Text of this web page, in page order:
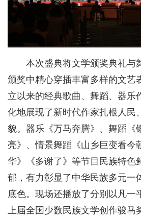
本次盛典将文学颁奖典礼与
颁奖中精心穿插丰富多样的文艺
立以来的经典歌曲、舞蹈、器乐
化地展现了新时代作家扎根人民
貌。器乐《万马奔腾》、舞蹈《
亮》、情景舞蹈《山乡巨变看今
华》《多谢了》等节目民族特色
郁，有力彰显了中华民族多元一
底色。现场还播放了分别以凡一
上届全国少数民族文学创作骏马